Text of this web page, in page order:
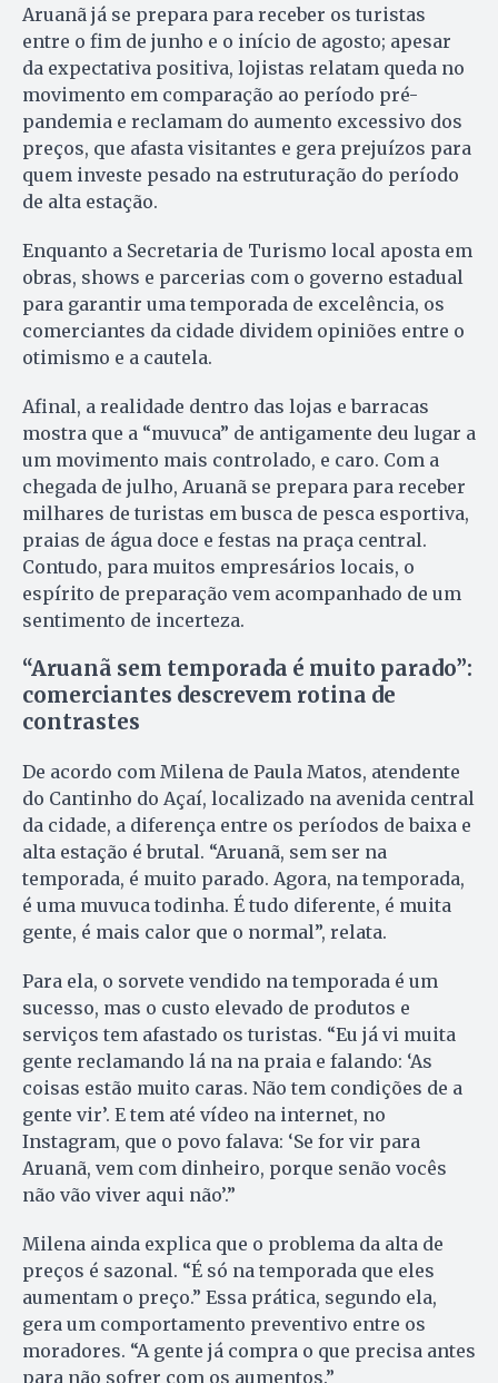
Aruanã já se prepara para receber os turistas
entre o fim de junho e o início de agosto; apesar
da expectativa positiva, lojistas relatam queda no
movimento em comparação ao período pré-
pandemia e reclamam do aumento excessivo dos
preços, que afasta visitantes e gera prejuízos para
quem investe pesado na estruturação do período
de alta estação.
Enquanto a Secretaria de Turismo local aposta em
obras, shows e parcerias com o governo estadual
para garantir uma temporada de excelência, os
comerciantes da cidade dividem opiniões entre o
otimismo e a cautela.
Afinal, a realidade dentro das lojas e barracas
mostra que a “muvuca” de antigamente deu lugar a
um movimento mais controlado, e caro. Com a
chegada de julho, Aruanã se prepara para receber
milhares de turistas em busca de pesca esportiva,
praias de água doce e festas na praça central.
Contudo, para muitos empresários locais, o
espírito de preparação vem acompanhado de um
sentimento de incerteza.
“Aruanã sem temporada é muito parado”:
comerciantes descrevem rotina de
contrastes
De acordo com Milena de Paula Matos, atendente
do Cantinho do Açaí, localizado na avenida central
da cidade, a diferença entre os períodos de baixa e
alta estação é brutal. “Aruanã, sem ser na
temporada, é muito parado. Agora, na temporada,
é uma muvuca todinha. É tudo diferente, é muita
gente, é mais calor que o normal”, relata.
Para ela, o sorvete vendido na temporada é um
sucesso, mas o custo elevado de produtos e
serviços tem afastado os turistas. “Eu já vi muita
gente reclamando lá na na praia e falando: ‘As
coisas estão muito caras. Não tem condições de a
gente vir’. E tem até vídeo na internet, no
Instagram, que o povo falava: ‘Se for vir para
Aruanã, vem com dinheiro, porque senão vocês
não vão viver aqui não’.”
Milena ainda explica que o problema da alta de
preços é sazonal. “É só na temporada que eles
aumentam o preço.” Essa prática, segundo ela,
gera um comportamento preventivo entre os
moradores. “A gente já compra o que precisa antes
para não sofrer com os aumentos.”